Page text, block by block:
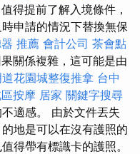
值得提前了解入境條件，
申請的情況下替換無保
推薦 會計公司 茶會點
關係複雜，這可能是由
道花園城整復推拿 台中
按摩 居家 關鍵字搜尋
適感。 由於文件丟失
地是可以在沒有護照的
得帶有標識卡的護照。